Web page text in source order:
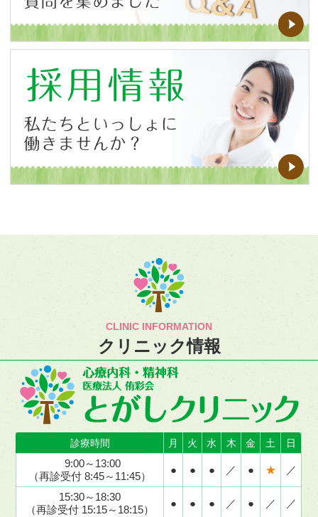
CLINIC INFORMATION
クリニック情報
診療時間 月 火 水 木 金 土 日
9:00～13:00
（再診受付 8:45～11:45）
● ● ● ／ ● ★ ／
15:30～18:30
（再診受付 15:15～18:15）
● ● ● ／ ● ／ ／